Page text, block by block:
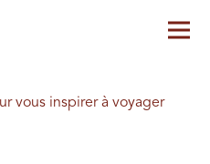
vous inspirer à voyager